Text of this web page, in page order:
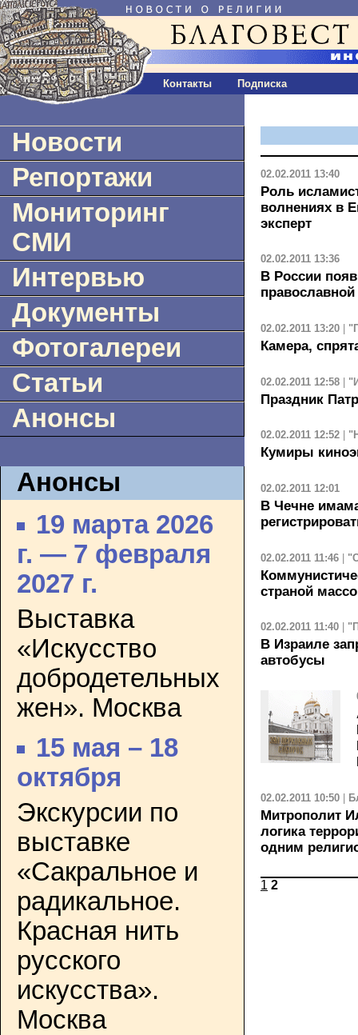
Контакты Подписка
Новости
Репортажи
Мониторинг
СМИ
Интервью
Документы
Фотогалереи
Статьи
Анонсы
Анонсы
19 марта 2026
г. — 7 февраля
2027 г.
Выставка
«Искусство
добродетельных
жен». Москва
15 мая – 18
октября
Экскурсии по
выставке
«Сакральное и
радикальное.
Красная нить
русского
искусства».
Москва
02.02.2011 13:40
Роль
волнениях в
эксперт
02.02.2011 13:36
В России
02.02.2011 13:20
Камера,
02.02.2011 12:58 |
Праздник
02.02.2011 12:52
Кумиры
02.02.2011 12:01
В Чечне
02.02.2011 11:46 |
страной
02.02.2011 11:40
В Израиле
автобусы
02.02.2011 10:50 |
Митрополит
логика
одним
1 2